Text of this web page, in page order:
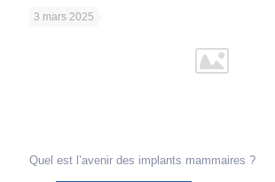
3 mars 2025
Quel est l’avenir des implants mammaires ?